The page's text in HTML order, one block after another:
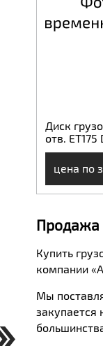
Диск
отв. ET175
цена по
Продажа
Купить
компании
Мы
закупается